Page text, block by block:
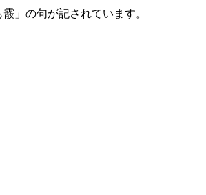
」の句が記されています。